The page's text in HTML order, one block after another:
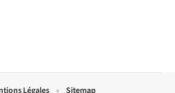
Légales Sitemap